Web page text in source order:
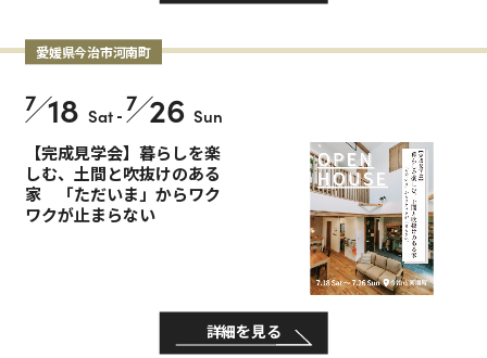
愛媛県今治市河南町
7 18 Sat-7 26 Sun
【完成見学会】暮らしを楽
しむ、土間と吹抜けのある
家 「ただいま」からワク
ワクが止まらない
詳細を見る